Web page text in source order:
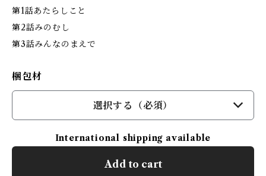
第1話あたらしこと
第2話みのむし
第3話みんなのまえで
梱包材
選択する（必須）
International shipping available
Add to cart